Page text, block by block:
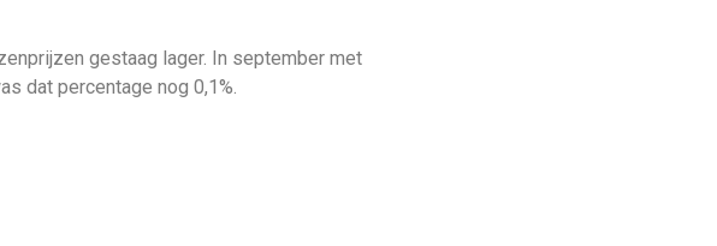
gestaag lager. In september met
dat percentage nog 0,1%.